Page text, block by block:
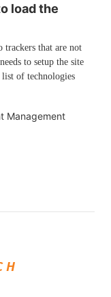
load the
trackers that are not
to setup the site
of technologies
Management